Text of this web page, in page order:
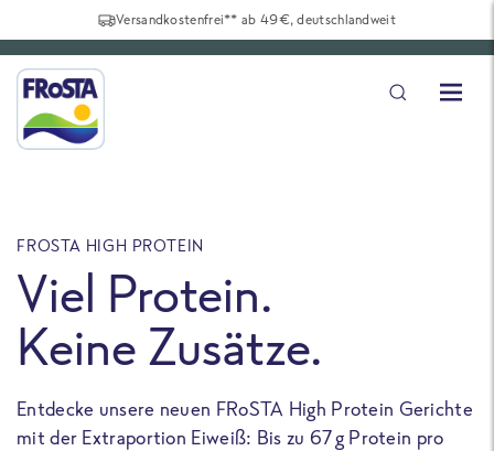
Versandkostenfrei** ab 49€, deutschlandweit
FROSTA HIGH PROTEIN
Viel Protein.
Keine Zusätze.
Entdecke unsere neuen FRoSTA High Protein Gerichte
mit der Extraportion Eiweiß: Bis zu 67 g Protein pro